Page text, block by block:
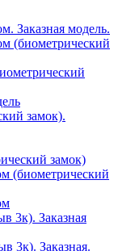
Заказная модель.
(биометрический
замок).
замок)
(биометрический
3к). Заказная
3к). Заказная.